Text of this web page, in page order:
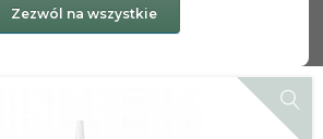
Zezwól na wszystkie